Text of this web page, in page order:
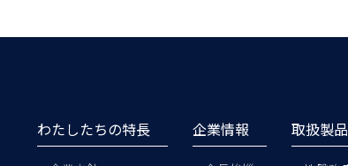
わたしたちの特長 企業情報 取扱製